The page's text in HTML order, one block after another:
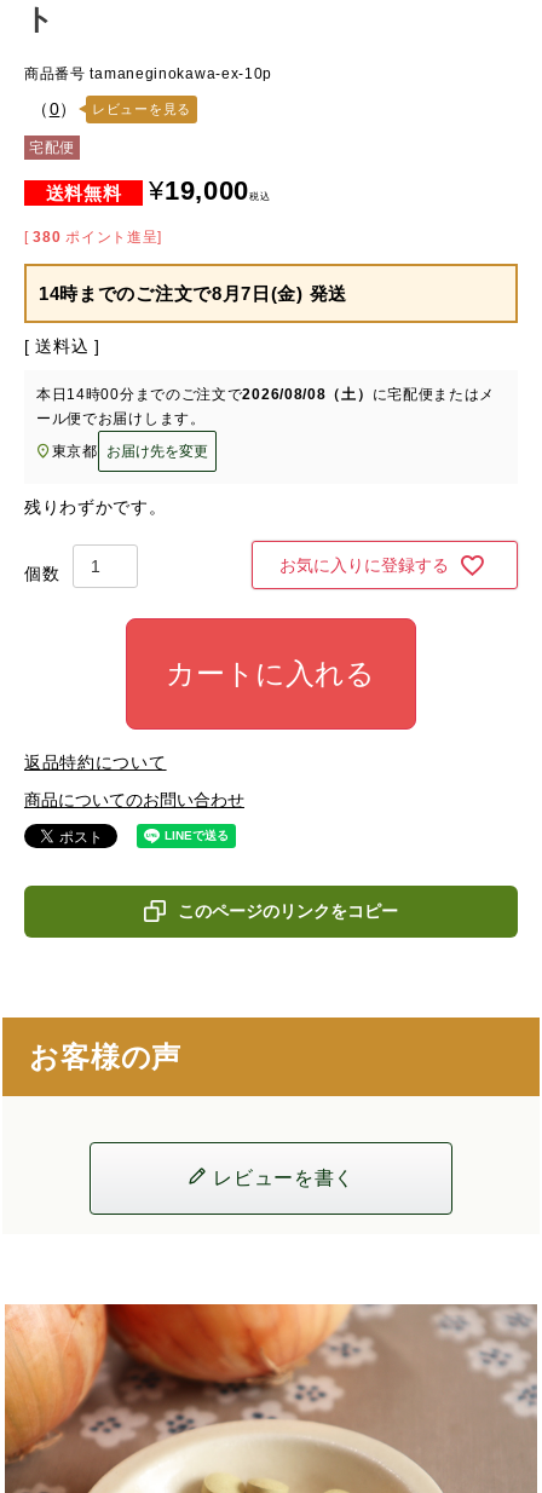
ト
商品番号 tamaneginokawa-ex-10p
（0） レビューを見る
宅配便
¥19,000税込
[ 380 ポイント進呈]
14時までのご注文で8月7日(金) 発送
送料込
本日 14時00分 までのご注文で2026/08/08（土） に宅配便またはメ
ール便でお届けします。
東京都
お届け先を変更
残りわずかです。
お気に入りに登録する
カートに入れる
返品特約について
商品についてのお問い合わせ
このページのリンクをコピー
お客様の声
レビューを書く